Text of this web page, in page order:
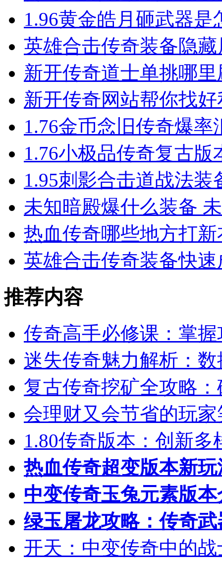
1.96黄金皓月砸武器
英雄合击​传奇装备隐
新开传奇道士单挑哪
新开传奇网站帮你找
1.76金币念旧传奇爆率
1.76小极品传奇复古
1.95刺影合击道战法
未知暗殿爆什么装备
热血传奇哪些地方打
英雄合击传奇装备快
推荐内容
传奇高手必修课：掌
迷失传奇魅力解析：
复古传奇挖矿全攻略
会理财又会节省的玩
1.80传奇版本：创新多
热血传奇超变版本新
中变传奇玉兔元素版
绿玉屠龙攻略：传奇
开天：中变传奇中的